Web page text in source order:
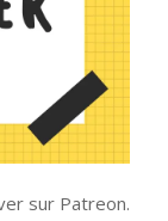
sur Patreon.